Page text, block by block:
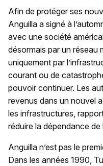
Afin de protéger ses
Anguilla a signé à
avec une société
désormais par un réseau
uniquement par
courant ou de
pouvoir continuer. Les
revenus dans un nouvel
les infrastructures,
réduire la dépendance de
Anguilla n’est pas le
Dans les années 1990,